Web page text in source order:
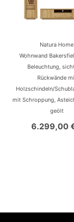
Natura Home
Wohnwand
Beleuchtung,
Rückwände
Holzschindeln/
mit Schroppung,
geölt
6.299,00